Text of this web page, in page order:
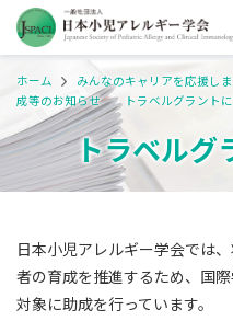
ホーム みんなのキャリアを応援し
成等のお知らせ
トラベルグラント
トラベルグ
日本小児アレルギー学会では
者の育成を推進するため、国
対象に助成を行っています。